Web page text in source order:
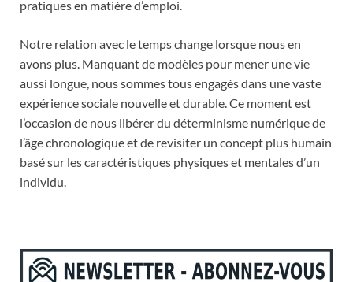
pratiques en matière d’emploi.
Notre relation avec le temps change lorsque nous en
avons plus. Manquant de modèles pour mener une vie
aussi longue, nous sommes tous engagés dans une vaste
expérience sociale nouvelle et durable. Ce moment est
l’occasion de nous libérer du déterminisme numérique de
l’âge chronologique et de revisiter un concept plus humain
basé sur les caractéristiques physiques et mentales d’un
individu.